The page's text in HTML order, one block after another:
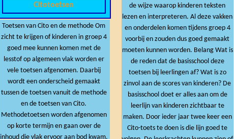
Citotoetsen
Toetsen van Cito en de methode Om
zicht te krijgen of kinderen in groep 4
goed mee kunnen komen met de
lesstof op algemeen vlak worden er
vele toetsen afgenomen. Daarbij
wordt een onderscheid gemaakt
tussen de toetsen vanuit de methode
en de toetsen van Cito.
Methodetoetsen worden afgenomen
op korte termijn en gaan over de
inhoud die vlak ervoor aan bod kwam.
de wijze waarop kinderen teksten
lezen en interpreteren. Al deze vakken
en onderdelen komen tijdens groep 4
voorbij en zouden dus goed gemaakt
moeten kunnen worden. Belang Wat is
de reden dat de basisschool deze
toetsen bij leerlingen af? Wat is zo
zinvol aan de scores van kinderen? De
basisschool doet er alles aan om de
leerlijn van kinderen zichtbaar te
maken. Door ieder jaar twee keer een
Cito-toets te doen is die lijn goed te